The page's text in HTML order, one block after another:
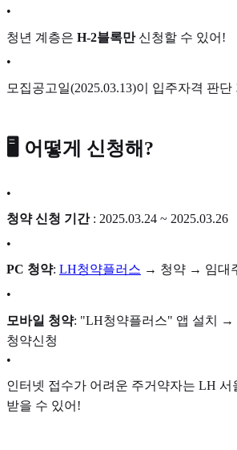
•
청년 계층은 H-2블록만신청할 수 있어!
•
모집공고일(2025.03.13)이 입주자격 판
🖥️ 어떻게 신청해?
•
청약 신청 기간: 2025.03.24 ~ 2025.03.26
•
PC 청약: LH청약플러스 → 청약 → 임대
•
모바일 청약: "LH청약플러스" 앱 설치
청약신청
•
인터넷 접수가 어려운 주거약자는 LH 서
받을 수 있어!